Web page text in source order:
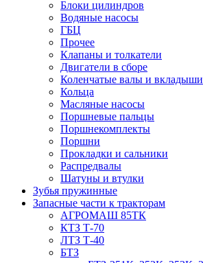
Блоки цилиндров
Водяные насосы
ГБЦ
Прочее
Клапаны и толкатели
Двигатели в сборе
Коленчатые валы и вкладыши
Кольца
Масляные насосы
Поршневые пальцы
Поршнекомплекты
Поршни
Прокладки и сальники
Распредвалы
Шатуны и втулки
Зубья пружинные
Запасные части к тракторам
АГРОМАШ 85ТК
КТЗ Т-70
ЛТЗ Т-40
БТЗ